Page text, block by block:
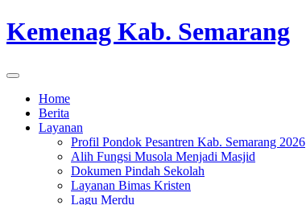
Kemenag Kab. Semarang
Home
Berita
Layanan
Profil Pondok Pesantren Kab. Semarang 2026
Alih Fungsi Musola Menjadi Masjid
Dokumen Pindah Sekolah
Layanan Bimas Kristen
Lagu Merdu